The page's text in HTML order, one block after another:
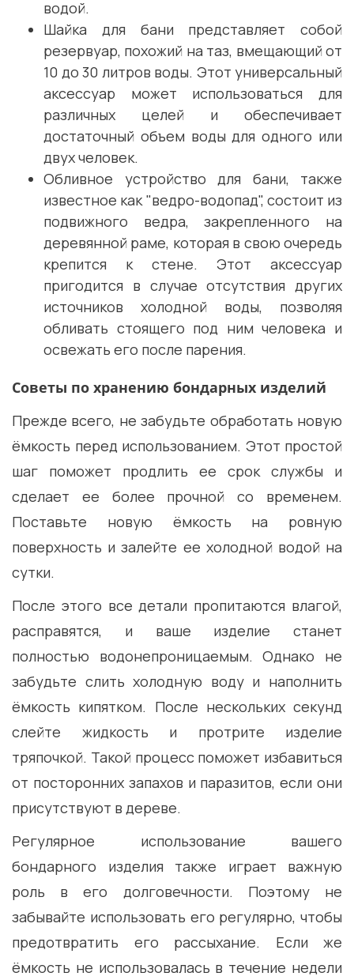
водой.
Шайка для бани представляет собой
резервуар, похожий на таз, вмещающий от
10 до 30 литров воды. Этот универсальный
аксессуар может использоваться для
различных целей и обеспечивает
достаточный объем воды для одного или
двух человек.
Обливное устройство для бани, также
известное как "ведро-водопад", состоит из
подвижного ведра, закрепленного на
деревянной раме, которая в свою очередь
крепится к стене. Этот аксессуар
пригодится в случае отсутствия других
источников холодной воды, позволяя
обливать стоящего под ним человека и
освежать его после парения.
Советы по хранению бондарных изделий
Прежде всего, не забудьте обработать новую
ёмкость перед использованием. Этот простой
шаг поможет продлить ее срок службы и
сделает ее более прочной со временем.
Поставьте новую ёмкость на ровную
поверхность и залейте ее холодной водой на
сутки.
После этого все детали пропитаются влагой,
расправятся, и ваше изделие станет
полностью водонепроницаемым. Однако не
забудьте слить холодную воду и наполнить
ёмкость кипятком. После нескольких секунд
слейте жидкость и протрите изделие
тряпочкой. Такой процесс поможет избавиться
от посторонних запахов и паразитов, если они
присутствуют в дереве.
Регулярное использование вашего
бондарного изделия также играет важную
роль в его долговечности. Поэтому не
забывайте использовать его регулярно, чтобы
предотвратить его рассыхание. Если же
ёмкость не использовалась в течение недели